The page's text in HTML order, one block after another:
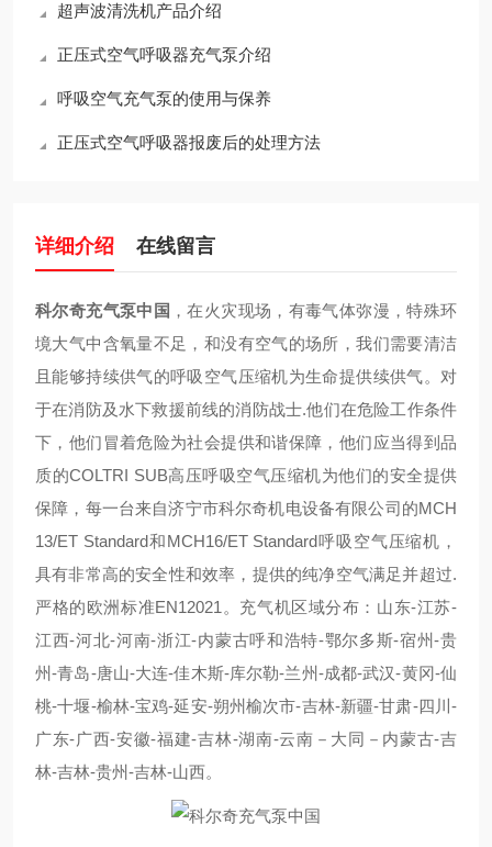
超声波清洗机产品介绍
正压式空气呼吸器充气泵介绍
呼吸空气充气泵的使用与保养
正压式空气呼吸器报废后的处理方法
详细介绍 在线留言
科尔奇充气泵中国 ，在火灾现场，有毒气体弥漫，特殊环
境大气中含氧量不足，和没有空气的场所，我们需要清洁
且能够持续供气的呼吸空气压缩机为生命提供续供气。对
于在消防及水下救援前线的消防战士.他们在危险工作条件
下，他们冒着危险为社会提供和谐保障，他们应当得到品
质的COLTRI SUB高压呼吸空气压缩机为他们的安全提供
保障，每一台来自济宁市科尔奇机电设备有限公司的MCH
13/ET Standard和MCH16/ET Standard呼吸空气压缩机，
具有非常高的安全性和效率，提供的纯净空气满足并超过.
严格的欧洲标准EN12021。充气机区域分布：山东-江苏-
江西-河北-河南-浙江-内蒙古呼和浩特-鄂尔多斯-宿州-贵
州-青岛-唐山-大连-佳木斯-库尔勒-兰州-成都-武汉-黄冈-仙
桃-十堰-榆林-宝鸡-延安-朔州榆次市-吉林-新疆-甘肃-四川-
广东-广西-安徽-福建-吉林-湖南-云南－大同－内蒙古-吉
林-吉林-贵州-吉林-山西。